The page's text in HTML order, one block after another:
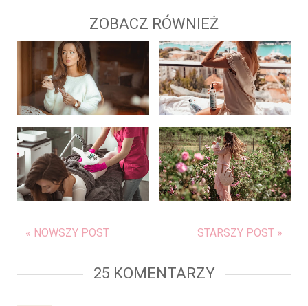
ZOBACZ RÓWNIEŻ
« NOWSZY POST STARSZY POST »
25 KOMENTARZY